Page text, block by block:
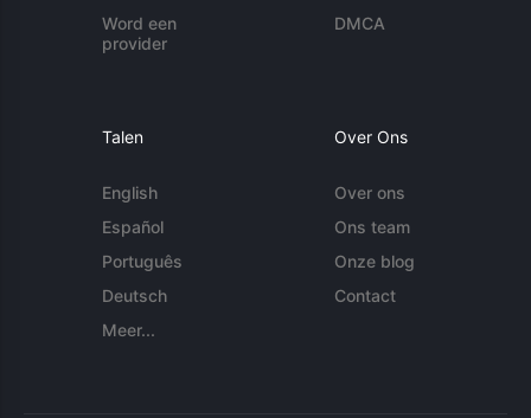
Word een
provider
DMCA
Talen
English
Español
Português
Deutsch
Meer...
Over Ons
Over ons
Ons team
Onze blog
Contact